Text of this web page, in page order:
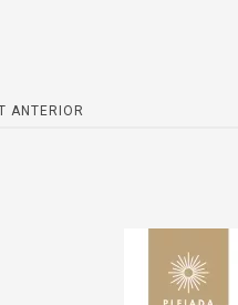
ANTERIOR